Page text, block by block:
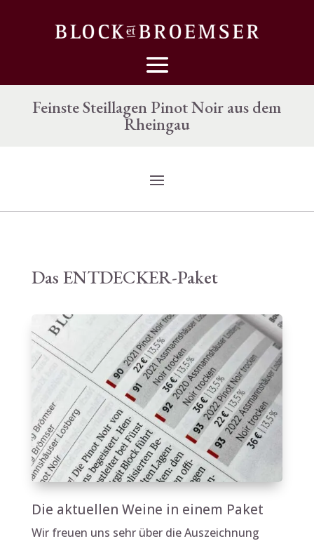
Feinste Steillagen Pinot Noir aus dem
Rheingau
Das ENTDECKER-Paket
Die aktuellen Weine in einem Paket
Wir freuen uns sehr über die Auszeichnung